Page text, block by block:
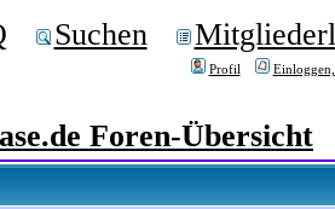
Suchen
Profil
Foren-Übersicht